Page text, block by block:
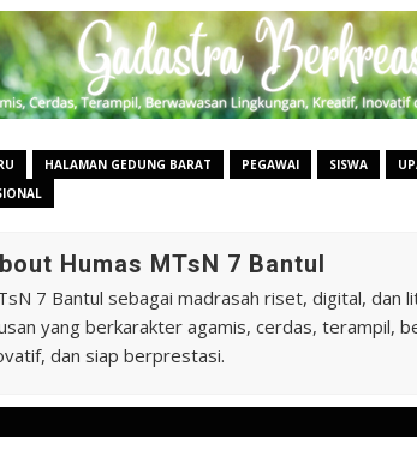
HALAMAN GEDUNG BARAT PEGAWAI SISWA
Humas MTsN 7 Bantul
7 Bantul sebagai madrasah riset, digital, dan
yang berkarakter agamis, cerdas, terampil,
dan siap berprestasi.